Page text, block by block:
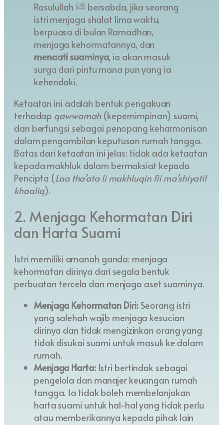
Rasulullah ﷺ bersabda, jika seorang
istri menjaga shalat lima waktu,
berpuasa di bulan Ramadhan,
menjaga kehormatannya, dan
menaati suaminya, ia akan masuk
surga dari pintu mana pun yang ia
kehendaki.
Ketaatan ini adalah bentuk pengakuan
terhadap qawwamah(kepemimpinan) suami,
dan berfungsi sebagai penopang keharmonisan
dalam pengambilan keputusan rumah tangga.
Batas dari ketaatan ini jelas: tidak ada ketaatan
kepada makhluk dalam bermaksiat kepada
Pencipta (Laa tha’ata li makhluqin fii ma’shiyatil
khaaliq).
2. Menjaga Kehormatan Diri
dan Harta Suami
Istri memiliki amanah ganda: menjaga
kehormatan dirinya dari segala bentuk
perbuatan tercela dan menjaga aset suaminya.
Menjaga Kehormatan Diri:Seorang istri
yang salehah wajib menjaga kesucian
dirinya dan tidak mengizinkan orang yang
tidak disukai suami untuk masuk ke dalam
rumah.
Menjaga Harta:Istri bertindak sebagai
pengelola dan manajer keuangan rumah
tangga. Ia tidak boleh membelanjakan
harta suami untuk hal-hal yang tidak perlu
atau memberikannya kepada pihak lain